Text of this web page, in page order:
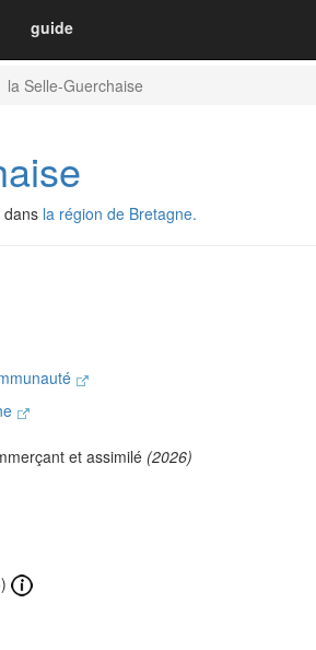
guide
la Selle-Guerchaise
dans la région de Bretagne.
et assimilé (2026)